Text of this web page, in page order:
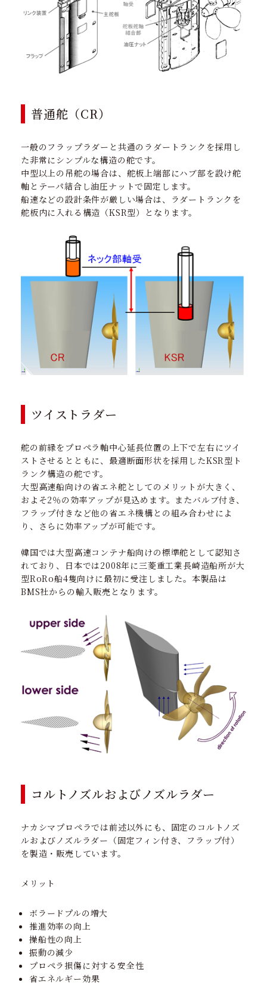
普通舵（CR）
一般のフラップラダーと共通のラダートランクを採用し
た非常にシンプルな構造の舵です。
中型以上の吊舵の場合は、舵板上端部にハブ部を設け舵
軸とテーパ結合し油圧ナットで固定します。
船速などの設計条件が厳しい場合は、ラダートランクを
舵板内に入れる構造（KSR型）となります。
ツイストラダー
舵の前縁をプロペラ軸中心延長位置の上下で左右にツイ
ストさせるとともに、最適断面形状を採用したKSR型ト
ランク構造の舵です。
大型高速船向けの省エネ舵としてのメリットが大きく、
およそ2％の効率アップが見込めます。またバルブ付き、
フラップ付きなど他の省エネ機構との組み合わせによ
り、さらに効率アップが可能です。
韓国では大型高速コンテナ船向けの標準舵として認知さ
れており、日本では2008年に三菱重工業長崎造船所が大
型RoRo船4隻向けに最初に受注しました。本製品は
BMS社からの輸入販売となります。
コルトノズルおよびノズルラダー
ナカシマプロペラでは前述以外にも、固定のコルトノズ
ルおよびノズルラダー（固定フィン付き、フラップ付）
を製造・販売しています。
メリット
ボラードプルの増大
推進効率の向上
操船性の向上
振動の減少
プロペラ損傷に対する安全性
省エネルギー効果